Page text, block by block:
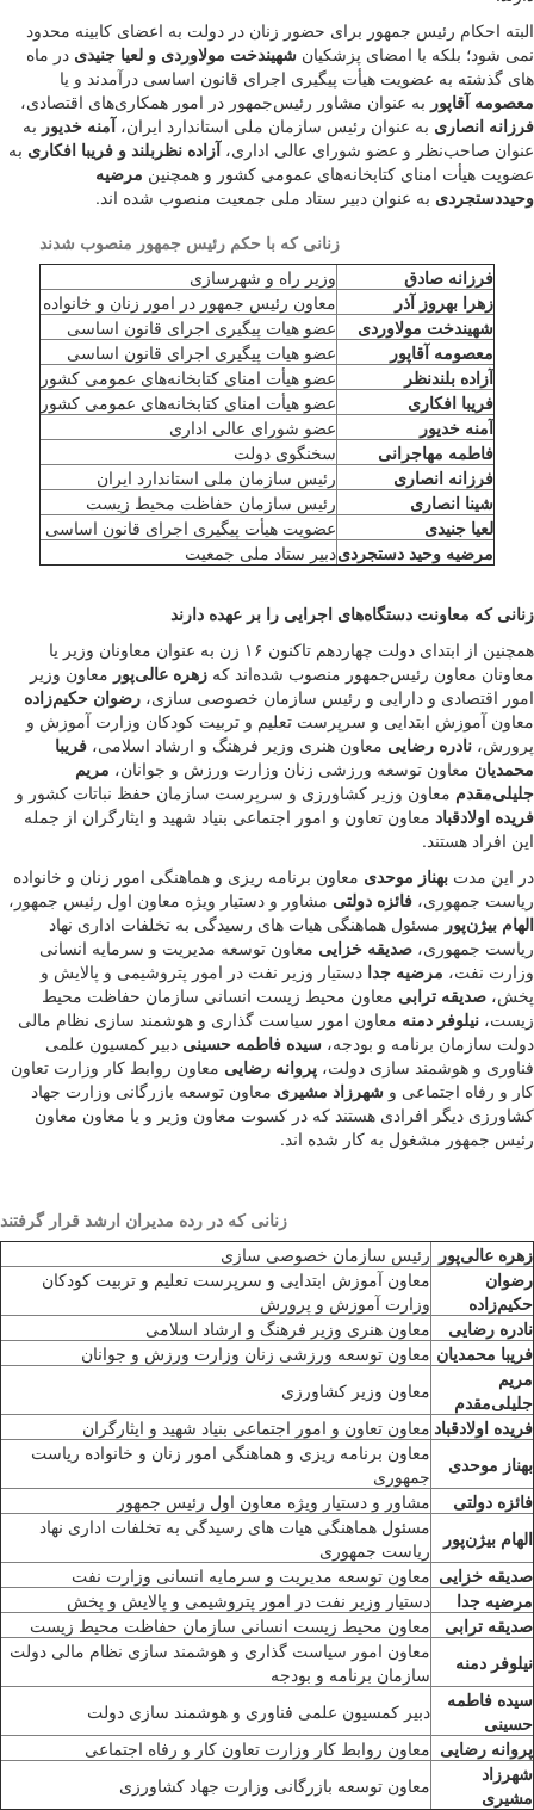
البته احکام رئیس جمهور برای حضور زنان در دولت به اعضای کابینه محدود
نمی شود؛ بلکه با امضای پزشکیان شهیندخت مولاوردی و لعیا جنیدی در ماه
های گذشته به عضویت هیأت پیگیری اجرای قانون اساسی درآمدند و یا
معصومه‌ آقاپور به عنوان مشاور رئیس‌جمهور در امور همکاری‌های اقتصادی،
فرزانه انصاری به عنوان رئیس سازمان ملی استاندارد ایران،آمنه خدیور به
عنوان صاحب‌نظر و عضو شورای عالی اداری،آزاده نظربلند و فریبا افکاری به
عضویت هیأت امنای کتابخانه‌های عمومی کشور و همچنین مرضیه
وحیددستجردی به عنوان دبیر ستاد ملی جمعیت منصوب شده اند.
زنانی که با حکم رئیس جمهور منصوب شدند
فرزانه صادق
وزیر راه و شهرسازی
زهرا بهروز آذر
معاون رئیس جمهور در امور زنان و خانواده
شهیندخت مولاوردی
عضو هیات پیگیری اجرای قانون اساسی
معصومه آقاپور
عضو هیات پیگیری اجرای قانون اساسی
آزاده بلندنظر
عضو هیأت امنای کتابخانه‌های عمومی کشور
فریبا افکاری
عضو هیأت امنای کتابخانه‌های عمومی کشور
آمنه خدیور
عضو شورای عالی اداری
فاطمه مهاجرانی
سخنگوی دولت
فرزانه انصاری
رئیس سازمان ملی استاندارد ایران
شینا انصاری
رئیس سازمان حفاظت محیط زیست
لعیا جنیدی
عضویت هیأت پیگیری اجرای قانون اساسی
مرضیه وحید دستجردیدبیر ستاد ملی جمعیت
زنانی که معاونت دستگاه‌های اجرایی را بر عهده دارند
همچنین از ابتدای دولت چهاردهم تاکنون ۱۶ زن به عنوان معاونان وزیر یا
معاونان معاون رئیس‌جمهور منصوب شده‌اند که زهره عالی‌پور معاون وزیر
امور اقتصادی و دارایی و رئیس سازمان خصوصی سازی، رضوان حکیم‌زاده
معاون آموزش ابتدایی و سرپرست تعلیم و تربیت کودکان وزارت آموزش و
پرورش، نادره رضایی معاون هنری وزیر فرهنگ و ارشاد اسلامی، فریبا
محمدیان معاون توسعه ورزشی زنان وزارت ورزش و جوانان، مریم
جلیلی‌مقدم معاون وزیر کشاورزی و سرپرست سازمان حفظ نباتات کشور و
فریده اولادقباد معاون تعاون و امور اجتماعی بنیاد شهید و ایثارگران از جمله
این افراد هستند.
در این مدت بهناز موحدی معاون برنامه ریزی و هماهنگی امور زنان و خانواده
ریاست جمهوری، فائزه دولتی مشاور و دستیار ویژه معاون اول رئیس جمهور،
الهام بیژن‌پور مسئول هماهنگی هیات های رسیدگی به تخلفات اداری نهاد
ریاست جمهوری، صدیقه خزایی معاون توسعه مدیریت و سرمایه انسانی
وزارت نفت، مرضیه جدا دستیار وزیر نفت در امور پتروشیمی و پالایش و
پخش، صدیقه ترابی معاون محیط زیست انسانی سازمان حفاظت محیط
زیست، نیلوفر دمنه معاون امور سیاست گذاری و هوشمند سازی نظام مالی
دولت سازمان برنامه و بودجه، سیده فاطمه حسینی دبیر کمسیون علمی
فناوری و هوشمند سازی دولت، پروانه رضایی معاون روابط کار وزارت تعاون
کار و رفاه اجتماعی و شهرزاد مشیری معاون توسعه بازرگانی وزارت جهاد
کشاورزی دیگر افرادی هستند که در کسوت معاون وزیر و یا معاون معاون
رئیس جمهور مشغول به کار شده اند.
زنانی که در رده مدیران ارشد قرار گرفتند
زهره عالی‌پور رئیس سازمان خصوصی سازی
رضوان
حکیم‌زاده
معاون آموزش ابتدایی و سرپرست تعلیم و تربیت کودکان
وزارت آموزش و پرورش
نادره رضایی
معاون هنری وزیر فرهنگ و ارشاد اسلامی
فریبا محمدیان معاون توسعه ورزشی زنان وزارت ورزش و جوانان
مریم
جلیلی‌مقدم
معاون وزیر کشاورزی
فریده اولادقباد معاون تعاون و امور اجتماعی بنیاد شهید و ایثارگران
بهناز موحدی
معاون برنامه ریزی و هماهنگی امور زنان و خانواده ریاست
جمهوری
فائزه دولتی
مشاور و دستیار ویژه معاون اول رئیس جمهور
الهام بیژن‌پور
مسئول هماهنگی هیات های رسیدگی به تخلفات اداری نهاد
ریاست جمهوری
صدیقه خزایی معاون توسعه مدیریت و سرمایه انسانی وزارت نفت
مرضیه جدا
دستیار وزیر نفت در امور پتروشیمی و پالایش و پخش
صدیقه ترابی
معاون محیط زیست انسانی سازمان حفاظت محیط زیست
نیلوفر دمنه
معاون امور سیاست گذاری و هوشمند سازی نظام مالی دولت
سازمان برنامه و بودجه
سیده فاطمه
حسینی
دبیر کمسیون علمی فناوری و هوشمند سازی دولت
پروانه رضایی معاون روابط کار وزارت تعاون کار و رفاه اجتماعی
شهرزاد
مشیری
معاون توسعه بازرگانی وزارت جهاد کشاورزی